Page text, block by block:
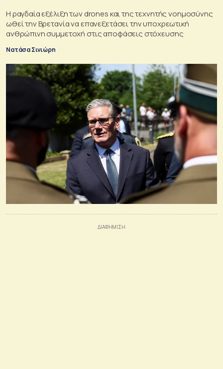
Η ραγδαία εξέλιξη των drones και της τεχνητής νοημοσύνης
ωθεί την Βρετανία να επανεξετάσει την υποχρεωτική
ανθρώπινη συμμετοχή στις αποφάσεις στόχευσης
Νατάσα Σινιώρη